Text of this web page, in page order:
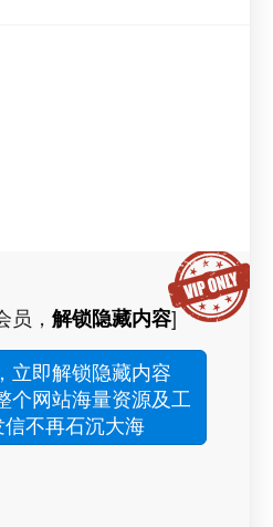
员， 解锁隐藏内容]
立即解锁隐藏内容
个网站海量资源及工
不再石沉大海